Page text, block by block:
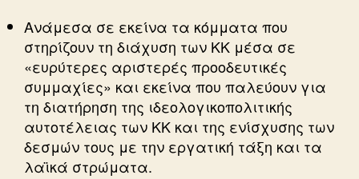
Ανάμεσα σε εκείνα τα κόμματα που
στηρίζουν τη διάχυση των ΚΚ μέσα σε
«ευρύτερες αριστερές προοδευτικές
συμμαχίες» και εκείνα που παλεύουν για
τη διατήρηση της ιδεολογικοπολιτικής
αυτοτέλειας των ΚΚ και της ενίσχυσης των
δεσμών τους με την εργατική τάξη και τα
λαϊκά στρώματα.